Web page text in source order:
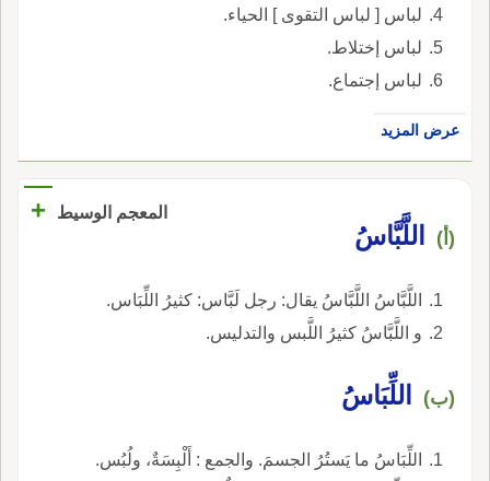
لباس [ لباس التقوى ] الحياء.
لباس إختلاط.
لباس إجتماع.
عرض المزيد
المعجم الوسيط +
(أ) اللَّبَّاسُ
اللَّبَّاسُ اللَّبَّاسُ يقال: رجل لَبَّاس: كثيرُ اللِّبَاس.
و اللَّبَّاسُ كثيرُ اللَّبس والتدليس.
(ب) اللِّبَاسُ
اللِّبَاسُ ما يَستُرُ الجسمَ. والجمع : أَلْبِسَةٌ، ولُبُس.